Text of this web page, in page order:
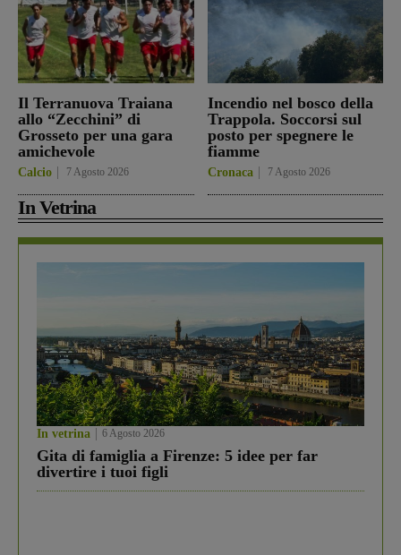
Il Terranuova Traiana
allo “Zecchini” di
Grosseto per una gara
amichevole
Calcio 7 Agosto 2026
Incendio nel bosco della
Trappola. Soccorsi sul
posto per spegnere le
fiamme
Cronaca 7 Agosto 2026
In Vetrina
In vetrina 6 Agosto 2026
Gita di famiglia a Firenze: 5 idee per far
divertire i tuoi figli